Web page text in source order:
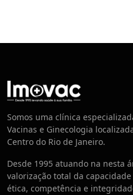
Centro de
Somos uma clínica
Vacinas e Ginecologia
Centro do Rio de Janeiro.
Desde 1995 atuando na nesta
valorização total da
ética, competência e